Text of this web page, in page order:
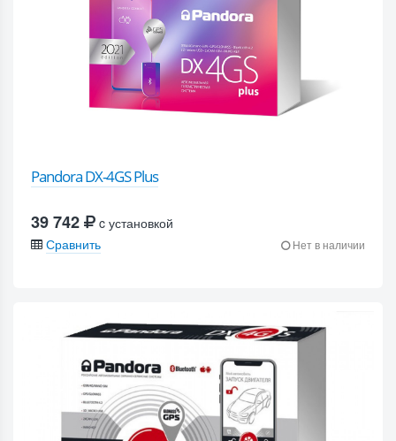
Pandora DX-4GS Plus
39 742
c установкой
Сравнить
Нет в наличии